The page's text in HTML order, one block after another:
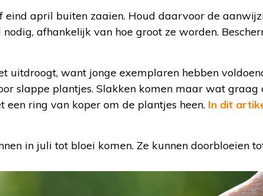
eind april buiten zaaien. Houd daarvoor de
afhankelijk van hoe groot ze worden.
uitdroogt, want jonge exemplaren hebben
slappe plantjes. Slakken komen maar wat graag
een ring van koper om de plantjes heen. In dit
in juli tot bloei komen. Ze kunnen doorbloeien